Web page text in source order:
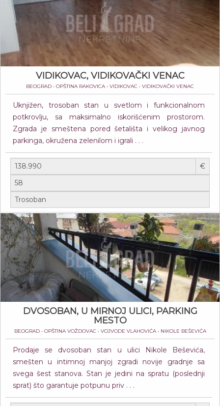
VIDIKOVAC, VIDIKOVAČKI VENAC
BEOGRAD • OPŠTINA RAKOVICA • VIDIKOVAC • VIDIKOVAČKI VENAC
Uknjižen, trosoban stan u svetlom i funkcionalnom
potkrovlju, sa maksimalno iskorišćenim prostorom.
Zgrada je smeštena pored šetališta i velikog javnog
parkinga, okružena zelenilom i igrali . . .
€
DVOSOBAN, U MIRNOJ ULICI, PARKING
MESTO
BEOGRAD • OPŠTINA VOŽDOVAC • VOJVODE VLAHOVIĆA • NIKOLE BEŠEVIĆA
Prodaje se dvosoban stan u ulici Nikole Beševića,
smešten u intimnoj manjoj zgradi novije gradnje sa
svega šest stanova. Stan je jedini na spratu (poslednji
sprat) što garantuje potpunu priv . . .